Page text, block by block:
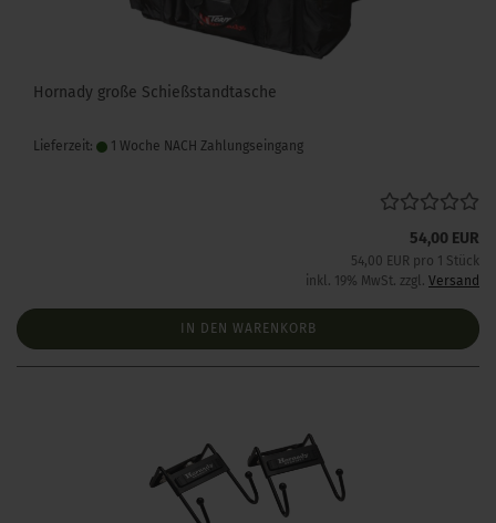
Hornady große Schießstandtasche
Lieferzeit: 1 Woche NACH Zahlungseingang
54,00 EUR
54,00 EUR pro 1 Stück
inkl. 19% MwSt. zzgl. Versand
IN DEN WARENKORB